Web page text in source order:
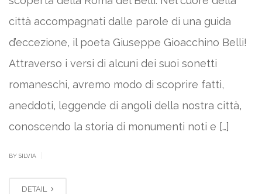
città accompagnati dalle parole di una guida
d’eccezione, il poeta Giuseppe Gioacchino Belli!
Attraverso i versi di alcuni dei suoi sonetti
romaneschi, avremo modo di scoprire fatti,
aneddoti, leggende di angoli della nostra città,
conoscendo la storia di monumenti noti e […]
BY SILVIA
DETAIL